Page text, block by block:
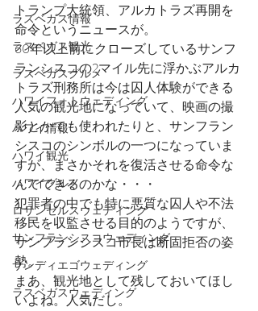
ラスベガス情報
ラスベガス観光
ラスベガスグルメ
ハワイフォトウェディング
ハワイ情報
ハワイ観光
ハワイグルメ
ロサンゼルスウェディング
サンフランシスコウェディング
サンディエゴウェディング
ラスベガスウェディング
トランプ大統領、アルカトラズ再開を
命令というニュースが。
60年以上前にクローズしているサンフ
ランシスコの2マイル先に浮かぶアルカ
トラズ刑務所は今は囚人体験ができる
人気の観光地になっていて、映画の撮
影とかでも使われたりと、サンフラン
シスコのシンボルの一つになっていま
すが、まさかそれを復活させる命令な
んてできるのかな・・・
犯罪者の中でも特に悪質な囚人や不法
移民を収監させる目的のようですが、
サンフランシスコ市長は断固拒否の姿
勢。
まあ、観光地として残しておいてほし
いよね。人気だし。